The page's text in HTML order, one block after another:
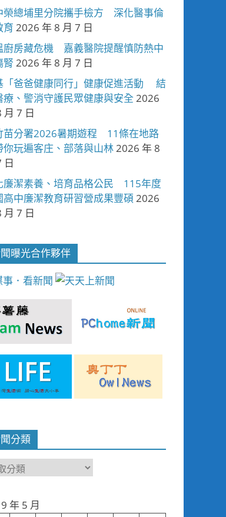
榮總埔里分院攜手檢方 深化醫事倫
育 2026 年 8 月 7 日
廚房藏危機 嘉義醫院提醒慎防熱中
腎 2026 年 8 月 7 日
「爸爸健康同行」健康促進活動 結
療、警消守護民眾健康與安全 2026
月 7 日
苗分署2026暑期遊程 11條在地路
你玩遍客庄、部落與山林2026 年 8
日
廉潔素養、培育品格公民 115年度
高中廉潔教育研習營成果豐碩 2026
月 7 日
曝光合作夥伴
分類
年 5 月